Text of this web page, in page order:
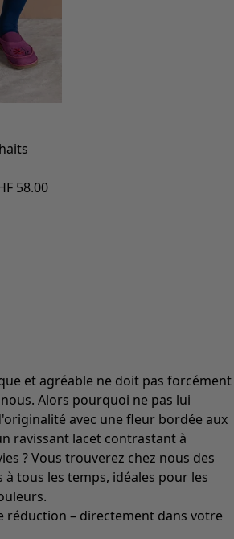
58.00
et agréable ne doit pas forcément
Alors pourquoi ne pas lui
avec une fleur bordée aux
ravissant lacet contrastant à
? Vous trouverez chez nous des
à tous les temps, idéales pour les
réduction – directement dans votre